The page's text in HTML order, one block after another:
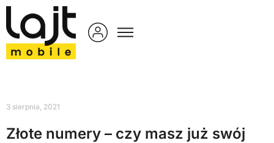
3 sierpnia, 2021
Złote numery – czy masz już swój